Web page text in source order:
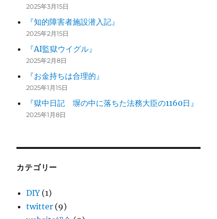
2025年3月15日
『知的障害者施設潜入記』
2025年2月15日
『AI監獄ウイグル』
2025年2月8日
『お金持ちは合理的』
2025年1月15日
『獄中日記 塀の中に落ちた法務大臣の1160日』
2025年1月8日
カテゴリー
DIY(1)
twitter (9)